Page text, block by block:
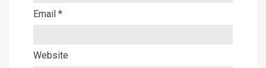
Email *
Website